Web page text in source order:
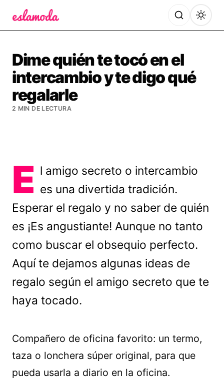
Dime quién te tocó en el
intercambio y te digo qué
regalarle
2 MIN DE LECTURA
E l amigo secreto o intercambio
es una divertida tradición.
Esperar el regalo y no saber de quién
es ¡Es angustiante! Aunque no tanto
como buscar el obsequio perfecto.
Aquí te dejamos algunas ideas de
regalo según el amigo secreto que te
haya tocado.
Compañero de oficina favorito: un termo,
taza o lonchera súper original, para que
pueda usarla a diario en la oficina.